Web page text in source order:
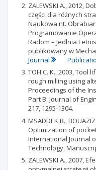
ZALEWSKI A., 2012,
części dla różnych
Naukowa nt.
Programowanie
Radom – Jedlnia
publikowany w
Journal
TOH C. K., 2003,
rough milling using
Proceedings of the
Part B: Journal of
217, 1295-1304.
MSADDEK B.,
Optimization of
International Journal
Technology,
ZALEWSKI A., 2007,